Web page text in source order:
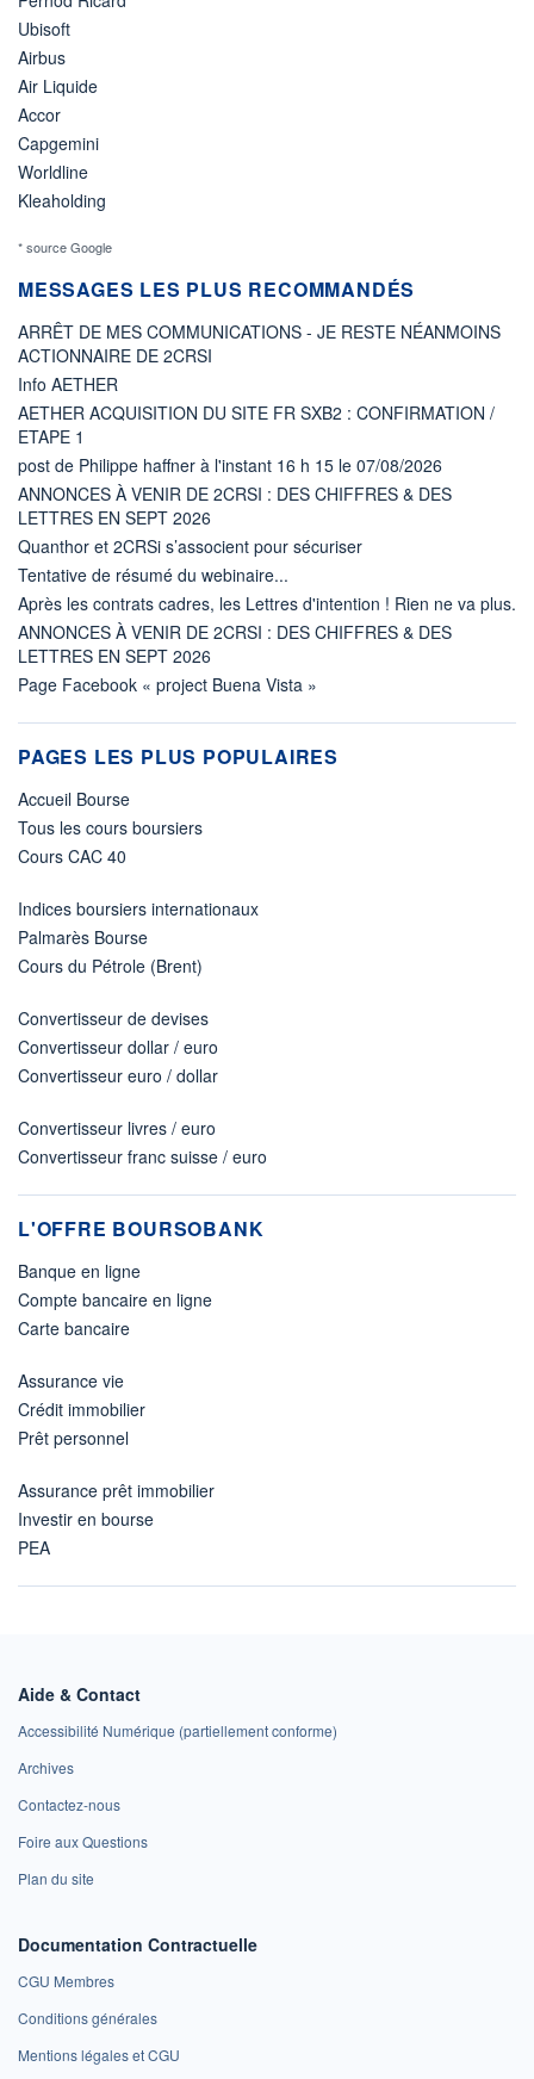
Ubisoft
Airbus
Air Liquide
Accor
Capgemini
Worldline
Kleaholding
* source Google
MESSAGES LES PLUS RECOMMANDÉS
ARRÊT DE MES COMMUNICATIONS - JE RESTE NÉANMOINS
ACTIONNAIRE DE 2CRSI
Info AETHER
AETHER ACQUISITION DU SITE FR SXB2 : CONFIRMATION /
ETAPE 1
post de Philippe haffner à l'instant 16 h 15 le 07/08/2026
ANNONCES À VENIR DE 2CRSI : DES CHIFFRES & DES
LETTRES EN SEPT 2026
Quanthor et 2CRSi s’associent pour sécuriser
Tentative de résumé du webinaire...
Après les contrats cadres, les Lettres d'intention ! Rien ne va plus.
ANNONCES À VENIR DE 2CRSI : DES CHIFFRES & DES
LETTRES EN SEPT 2026
Page Facebook « project Buena Vista »
PAGES LES PLUS POPULAIRES
Accueil Bourse
Tous les cours boursiers
Cours CAC 40
Indices boursiers internationaux
Palmarès Bourse
Cours du Pétrole (Brent)
Convertisseur de devises
Convertisseur dollar / euro
Convertisseur euro / dollar
Convertisseur livres / euro
Convertisseur franc suisse / euro
L'OFFRE BOURSOBANK
Banque en ligne
Compte bancaire en ligne
Carte bancaire
Assurance vie
Crédit immobilier
Prêt personnel
Assurance prêt immobilier
Investir en bourse
PEA
Aide & Contact
Accessibilité Numérique (partiellement conforme)
Archives
Contactez-nous
Foire aux Questions
Plan du site
Documentation Contractuelle
CGU Membres
Conditions générales
Mentions légales et CGU